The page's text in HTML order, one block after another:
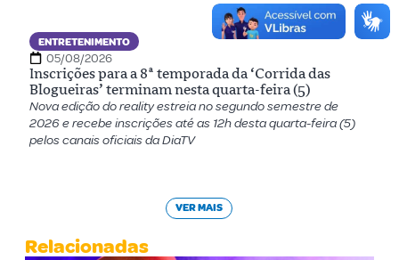
ENTRETENIMENTO
05/08/2026
Inscrições para a 8ª temporada da ‘Corrida das
Blogueiras’ terminam nesta quarta-feira (5)
Nova edição do reality estreia no segundo semestre de
2026 e recebe inscrições até as 12h desta quarta-feira (5)
pelos canais oficiais da DiaTV
VER MAIS
Relacionadas